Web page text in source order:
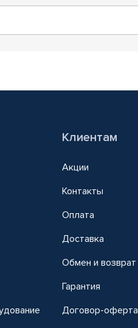
Клиентам
Акции
Контакты
Оплата
Доставка
Обмен и возврат
Гарантия
Договор-оферта